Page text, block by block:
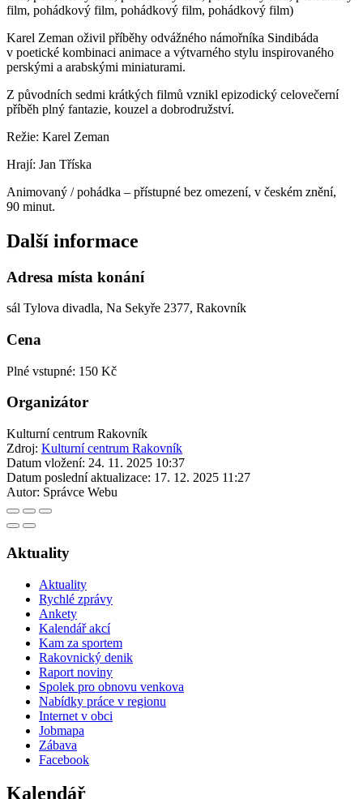
film, pohádkový film, pohádkový film, pohádkový film)
Karel Zeman oživil příběhy odvážného námořníka Sindibáda
v poetické kombinaci animace a výtvarného stylu inspirovaného
perskými a arabskými miniaturami.
Z původních sedmi krátkých filmů vznikl epizodický celovečerní
příběh plný fantazie, kouzel a dobrodružství.
Režie: Karel Zeman
Hrají: Jan Tříska
Animovaný / pohádka – přístupné bez omezení, v českém znění,
90 minut.
Další informace
Adresa místa konání
sál Tylova divadla, Na Sekyře 2377, Rakovník
Cena
Plné vstupné: 150 Kč
Organizátor
Kulturní centrum Rakovník
Zdroj: Kulturní centrum Rakovník
Datum vložení: 24. 11. 2025 10:37
Datum poslední aktualizace: 17. 12. 2025 11:27
Autor: Správce Webu
Aktuality
Aktuality
Rychlé zprávy
Ankety
Kalendář akcí
Kam za sportem
Rakovnický denik
Raport noviny
Spolek pro obnovu venkova
Nabídky práce v regionu
Internet v obci
Jobmapa
Zábava
Facebook
Kalendář